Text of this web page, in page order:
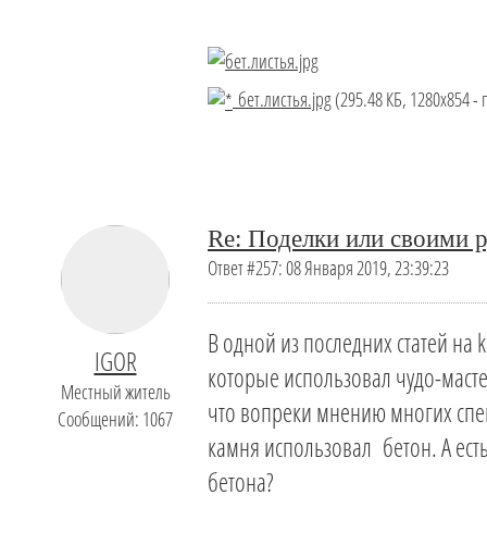
бет.листья.jpg(295.48 КБ, 1280x854
IGOR
Местный житель
Сообщений: 1067
Re: Поделки или своими
Ответ #257: 08 Января 2019, 23:39:23
В одной из последних статей
которые использовал чудо-
что вопреки мнению многих
камня использовал бетон. А
бетона?